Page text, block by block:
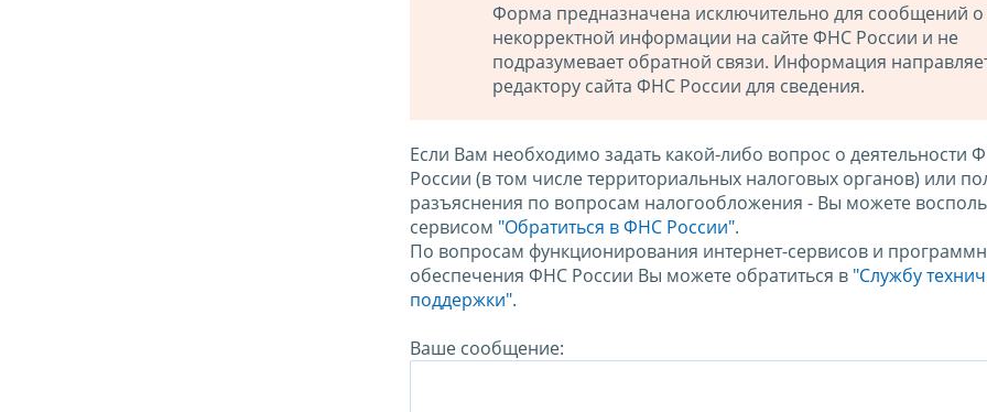
Форма предназначена исключительно для сообщений о
некорректной информации на сайте ФНС России и не
подразумевает обратной связи. Информация
редактору сайта ФНС России для сведения.
Если Вам необходимо задать какой-либо вопрос о деятельности
России (в том числе территориальных налоговых органов) или
разъяснения по вопросам налогообложения - Вы можете
сервисом "Обратиться в ФНС России".
По вопросам функционирования интернет-сервисов и
обеспечения ФНС России Вы можете обратиться в "Службу
поддержки".
Ваше сообщение: